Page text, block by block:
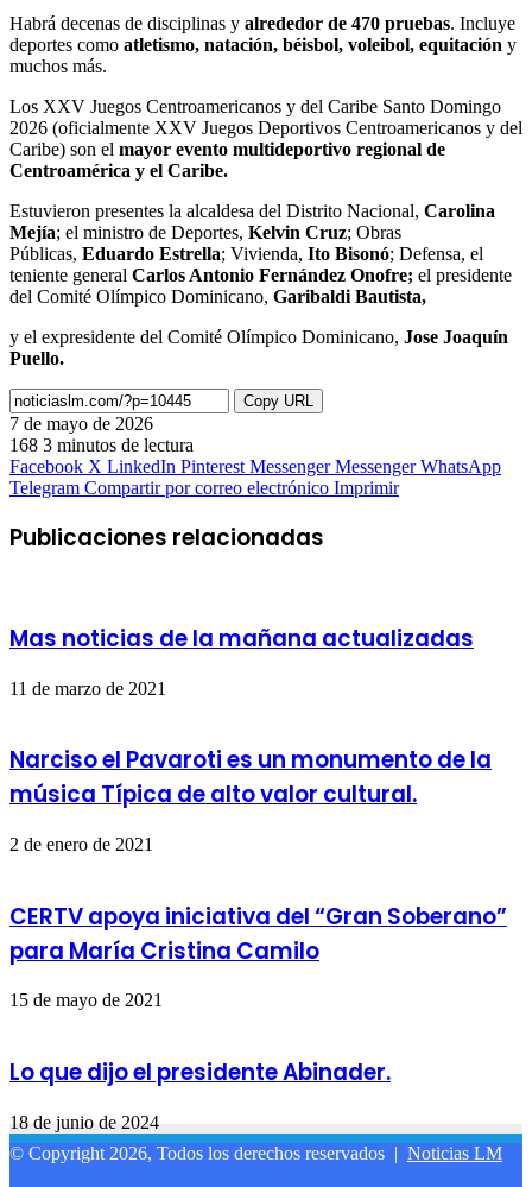
Habrá decenas de disciplinas y alrededor de 470 pruebas. Incluye
deportes como atletismo, natación, béisbol, voleibol, equitación y
muchos más.
Los XXV Juegos Centroamericanos y del Caribe Santo Domingo
2026 (oficialmente XXV Juegos Deportivos Centroamericanos y del
Caribe) son el mayor evento multideportivo regional de
Centroamérica y el Caribe.
Estuvieron presentes la alcaldesa del Distrito Nacional, Carolina
Mejía; el ministro de Deportes, Kelvin Cruz; Obras
Públicas, Eduardo Estrella; Vivienda, Ito Bisonó; Defensa, el
teniente general Carlos Antonio Fernández Onofre; el presidente
del Comité Olímpico Dominicano, Garibaldi Bautista,
y el expresidente del Comité Olímpico Dominicano, Jose Joaquín
Puello.
Copy URL
7 de mayo de 2026
168 3 minutos de lectura
Facebook X LinkedIn Pinterest Messenger Messenger WhatsApp
Telegram Compartir por correo electrónico Imprimir
Publicaciones relacionadas
Mas noticias de la mañana actualizadas
11 de marzo de 2021
Narciso el Pavaroti es un monumento de la
música Típica de alto valor cultural.
2 de enero de 2021
CERTV apoya iniciativa del “Gran Soberano”
para María Cristina Camilo
15 de mayo de 2021
Lo que dijo el presidente Abinader.
18 de junio de 2024
© Copyright 2026, Todos los derechos reservados | Noticias LM